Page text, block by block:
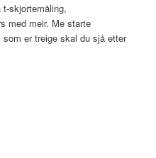
skjortemåling,
med meir. Me starte
er treige skal du sjå etter